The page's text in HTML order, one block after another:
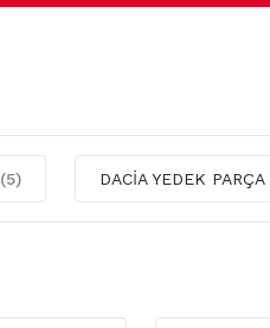
(5) DACİA YEDEK PARÇA